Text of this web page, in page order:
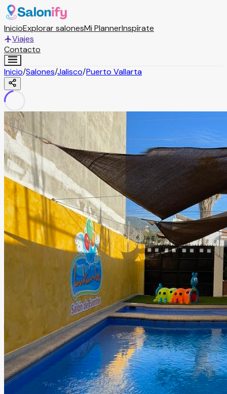
InicioExplorar salonesMi PlannerInspírate
Viajes
Contacto
Inicio/Salones/Jalisco/Puerto Vallarta